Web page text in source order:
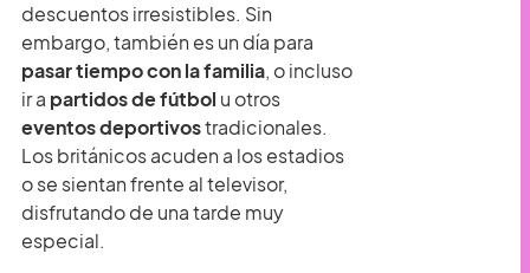
descuentos irresistibles. Sin
embargo, también es un día para
pasar tiempo con la familia, o incluso
ir a partidos de fútbol u otros
eventos deportivostradicionales.
Los británicos acuden a los estadios
o se sientan frente al televisor,
disfrutando de una tarde muy
especial.